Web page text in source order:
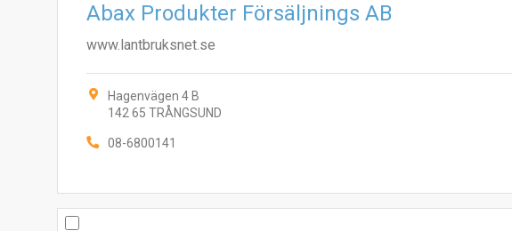
Abax Produkter Försäljnings AB
www.lantbruksnet.se
Hagenvägen 4 B
142 65 TRÅNGSUND
08-6800141